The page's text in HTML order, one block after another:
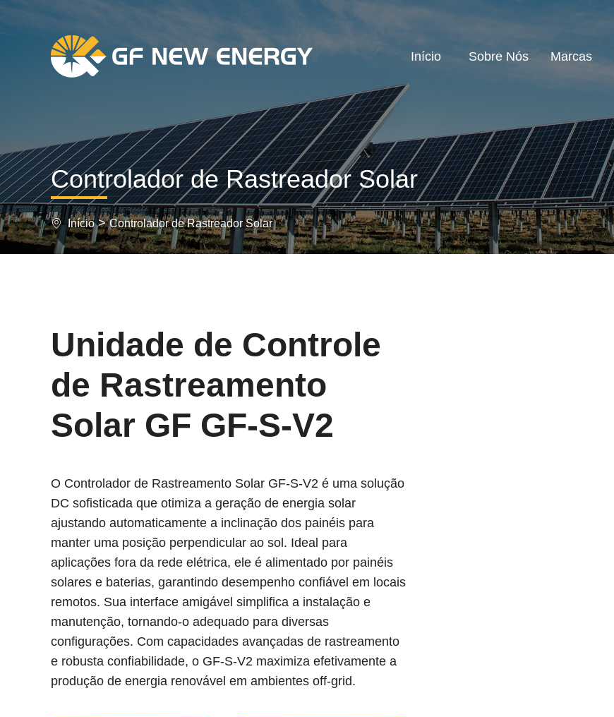
Início Sobre Nós Marcas
Controlador de Rastreador Solar
Início>Controlador de Rastreador Solar
Unidade de Controle
de Rastreamento
Solar GF GF-S-V2
O Controlador de Rastreamento Solar GF-S-V2 é uma solução
DC sofisticada que otimiza a geração de energia solar
ajustando automaticamente a inclinação dos painéis para
manter uma posição perpendicular ao sol. Ideal para
aplicações fora da rede elétrica, ele é alimentado por painéis
solares e baterias, garantindo desempenho confiável em locais
remotos. Sua interface amigável simplifica a instalação e
manutenção, tornando-o adequado para diversas
configurações. Com capacidades avançadas de rastreamento
e robusta confiabilidade, o GF-S-V2 maximiza efetivamente a
produção de energia renovável em ambientes off-grid.